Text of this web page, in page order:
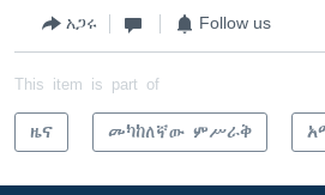
አጋሩ Follow us
This item is part of
ዜና መካከለኛው ምሥራቅ